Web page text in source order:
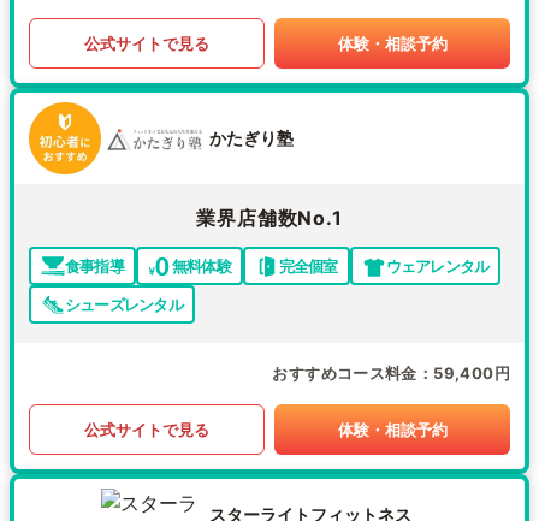
公式サイトで見る 体験・相談予約
かたぎり塾
業界店舗数No.1
食事指導 無料体験 完全個室
ウェアレンタル
シューズレンタル
おすすめコース料金 59,400円
公式サイトで見る 体験・相談予約
スターライトフィットネス